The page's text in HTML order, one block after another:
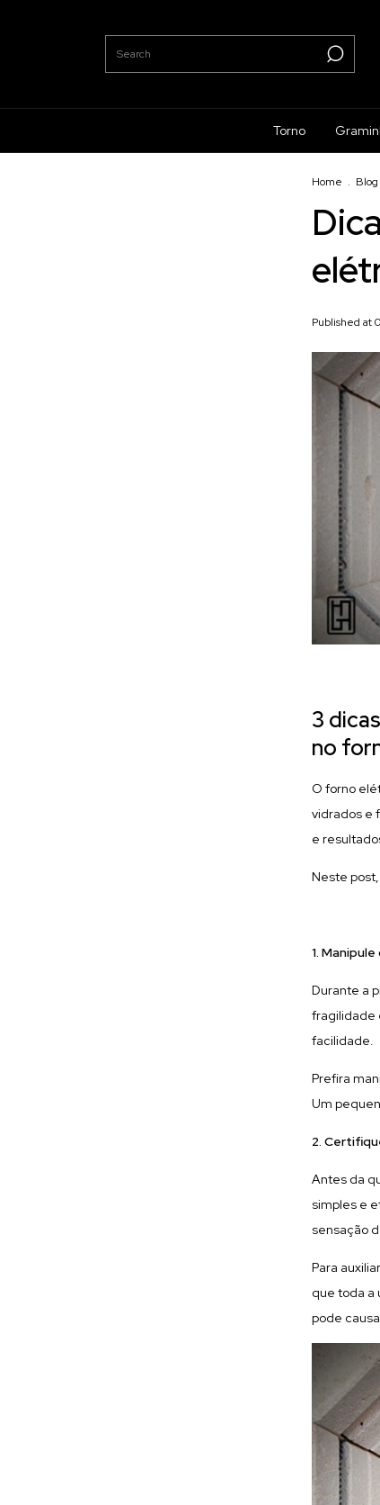
Torno
Home . Blog
Published at
3
no
O forno
vidrados e
e
Neste
1.
Durante a
fragilidade
facilidade.
Prefira
Um
2.
Antes da
simples e
sensação
Para
que toda a
pode